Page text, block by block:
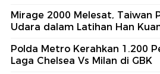
Mirage 2000 Melesat, Taiwan
Udara dalam Latihan Han
Polda Metro Kerahkan 1.200
Laga Chelsea Vs Milan di GBK